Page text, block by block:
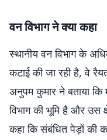
वन विभाग ने क्या कहा
स्थानीय वन विभाग के
कटाई की जा रही है, वे
अनुपम कुमार ने बताया
विभाग की भूमि है और उस
कहा कि संबंधित पेड़ों की